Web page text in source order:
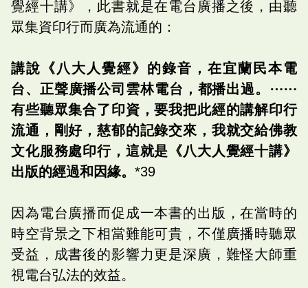
覺經十講》，此書就是在電台廣播之後，由聽
眾集資印行而廣為流通的：
講說《八大人覺經》的錄音，在宜蘭民本電
台、正聲廣播公司雲林電台，都播出過。⋯⋯
有些聽眾集合了印資，要我把此經的講解印行
流通，剛好，慈郁的記錄交來，我就交給佛教
文化服務處印行，這就是《八大人覺經十講》
出版的經過和因緣。 *39
因為電台廣播而促成一本書的出版，在當時的
時空背景之下相當難能可貴，不僅廣播時聽眾
受益，成書後的影響力更是深廣，難怪大師重
視電台弘法的效益。